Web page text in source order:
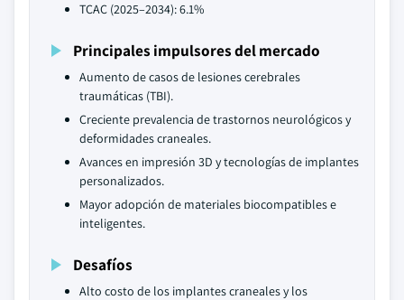
TCAC (2025–2034): 6.1%
Principales impulsores del mercado
Aumento de casos de lesiones cerebrales
traumáticas (TBI).
Creciente prevalencia de trastornos neurológicos y
deformidades craneales.
Avances en impresión 3D y tecnologías de implantes
personalizados.
Mayor adopción de materiales biocompatibles e
inteligentes.
Desafíos
Alto costo de los implantes craneales y los